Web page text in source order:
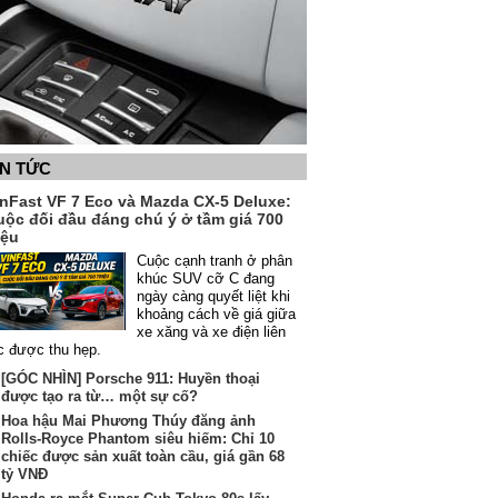
TỨC
VF 7 Eco và Mazda CX-5 Deluxe:
đối đầu đáng chú ý ở tầm giá 700
Cuộc cạnh tranh ở phân
khúc SUV cỡ C đang
ngày càng quyết liệt khi
khoảng cách về giá giữa
xe xăng và xe điện liên
được thu hẹp.
[GÓC NHÌN] Porsche 911: Huyền thoại
được tạo ra từ… một sự cố?
Hoa hậu Mai Phương Thúy đăng ảnh
Rolls-Royce Phantom siêu hiếm: Chỉ 10
chiếc được sản xuất toàn cầu, giá gần 68
tỷ VNĐ